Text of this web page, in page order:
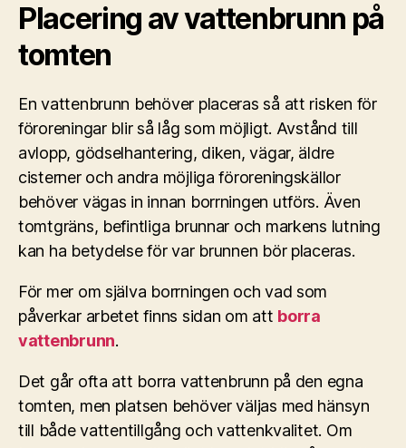
Placering av vattenbrunn på
tomten
En vattenbrunn behöver placeras så att risken för
föroreningar blir så låg som möjligt. Avstånd till
avlopp, gödselhantering, diken, vägar, äldre
cisterner och andra möjliga föroreningskällor
behöver vägas in innan borrningen utförs. Även
tomtgräns, befintliga brunnar och markens lutning
kan ha betydelse för var brunnen bör placeras.
För mer om själva borrningen och vad som
påverkar arbetet finns sidan om att borra
vattenbrunn.
Det går ofta att borra vattenbrunn på den egna
tomten, men platsen behöver väljas med hänsyn
till både vattentillgång och vattenkvalitet. Om